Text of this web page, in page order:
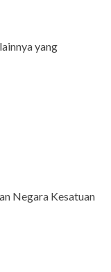
yang
Negara Kesatuan